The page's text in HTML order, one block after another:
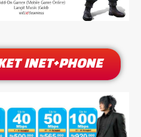
INET+PHONE